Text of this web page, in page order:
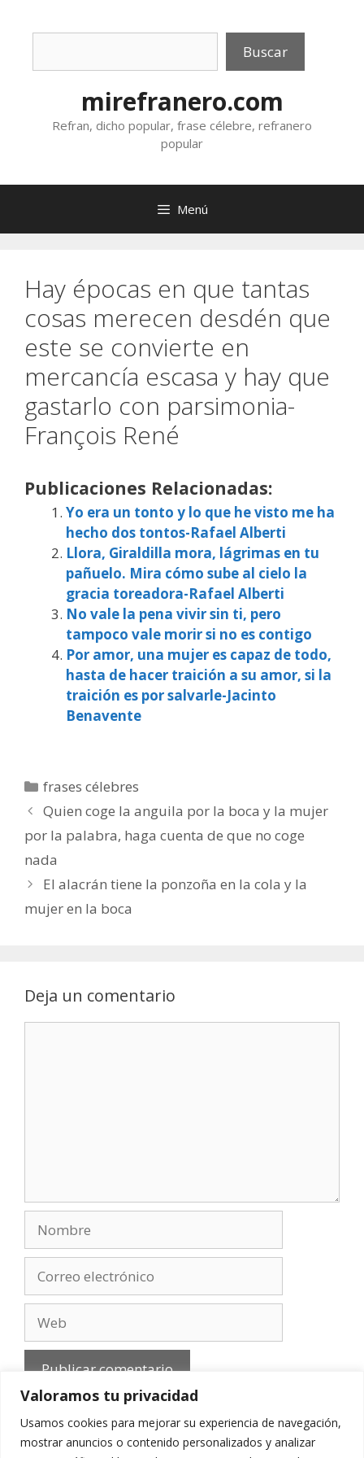
Valoramos tu privacidad
Usamos cookies para mejorar su experiencia de navegación,
mostrar anuncios o contenido personalizados y analizar
Buscar
mirefranero.com
Refran, dicho popular, frase célebre, refranero
popular
Menú
Hay épocas en que tantas
cosas merecen desdén que
este se convierte en
mercancía escasa y hay que
gastarlo con parsimonia-
François René
Publicaciones Relacionadas:
Yo era un tonto y lo que he visto me ha
hecho dos tontos-Rafael Alberti
Llora, Giraldilla mora, lágrimas en tu
pañuelo. Mira cómo sube al cielo la
gracia toreadora-Rafael Alberti
No vale la pena vivir sin ti, pero
tampoco vale morir si no es contigo
Por amor, una mujer es capaz de todo,
hasta de hacer traición a su amor, si la
traición es por salvarle-Jacinto
Benavente
Categorías
frases célebres
Quien coge la anguila por la boca y la mujer
por la palabra, haga cuenta de que no coge
nada
El alacrán tiene la ponzoña en la cola y la
mujer en la boca
Deja un comentario
electrónico